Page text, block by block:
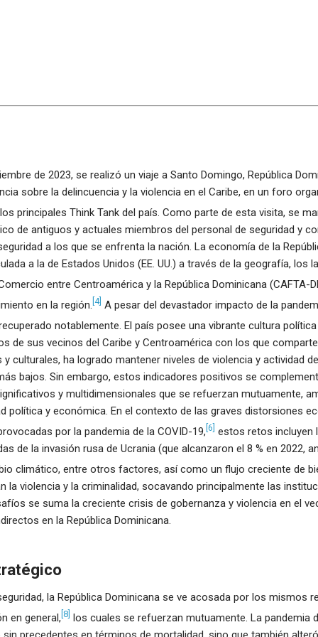
de 2023, se realizó un viaje a Santo Domingo, República
sobre la delincuencia y la violencia en el Caribe, en un foro
principales Think Tank del país. Como parte de esta visita, se
de antiguos y actuales miembros del personal de seguridad y
a los que se enfrenta la nación. La economía de la
a la de Estados Unidos (EE. UU.) a través de la geografía, los
entre Centroamérica y la República Dominicana (CAFTA-
en la región. [4] A pesar del devastador impacto de la
notablemente. El país posee una vibrante cultura
de sus vecinos del Caribe y Centroamérica con los que
culturales, ha logrado mantener niveles de violencia y actividad
bajos. Sin embargo, estos indicadores positivos se
y multidimensionales que se refuerzan mutuamente,
política y económica. En el contexto de las graves distorsiones
por la pandemia de la COVID-19, [6] estos retos incluyen
de la invasión rusa de Ucrania (que alcanzaron el 8 % en 2022,
climático, entre otros factores, así como un flujo creciente de
la violencia y la criminalidad, socavando principalmente las
se suma la creciente crisis de gobernanza y violencia en el
en la República Dominicana.
la República Dominicana se ve acosada por los mismos
en general, [8]
los cuales se refuerzan mutuamente. La pandemia